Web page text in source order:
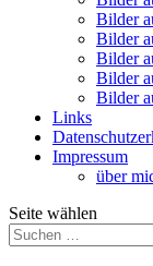
Bilder
Bilder
Bilder
Bilder
Bilder
Links
Impressum
über
Seite wählen